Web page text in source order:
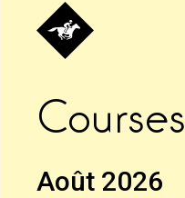
Courses
Août 2026